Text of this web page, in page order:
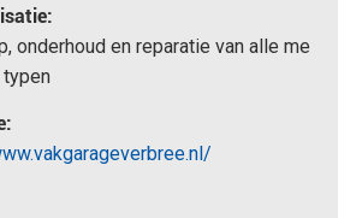
onderhoud en reparatie van alle me
typen